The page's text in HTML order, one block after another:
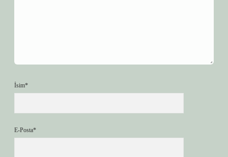
İsim*
E-Posta*